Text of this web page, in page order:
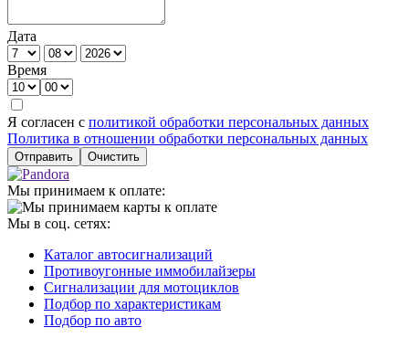
Дата
Время
Я согласен с политикой обработки персональных данных
Политика в отношении обработки персональных данных
Отправить Очистить
Мы принимаем к оплате:
Мы в соц. сетях:
Каталог автосигнализаций
Противоугонные иммобилайзеры
Сигнализации для мотоциклов
Подбор по характеристикам
Подбор по авто